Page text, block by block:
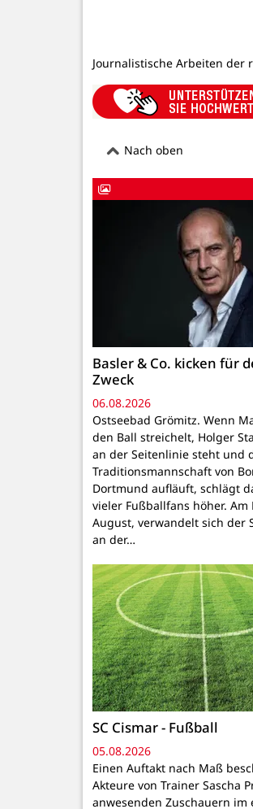
Journalistische Arbeiten der
Nach oben
Basler & Co. kicken für
Zweck
06.08.2026
Ostseebad Grömitz. Wenn
den Ball streichelt, Holger
an der Seitenlinie steht und
Traditionsmannschaft von
Dortmund aufläuft, schlägt
vieler Fußballfans höher. Am
August, verwandelt sich der
an der…
SC Cismar - Fußball
05.08.2026
Einen Auftakt nach Maß
Akteure von Trainer Sascha
anwesenden Zuschauern im